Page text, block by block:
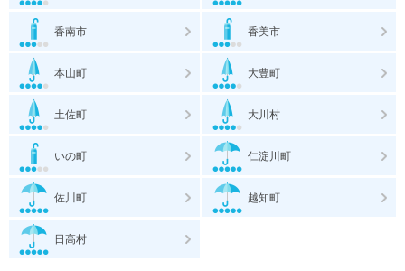
香南市 香美市
本山町 大豊町
土佐町 大川村
いの町 仁淀川町
佐川町 越知町
日高村